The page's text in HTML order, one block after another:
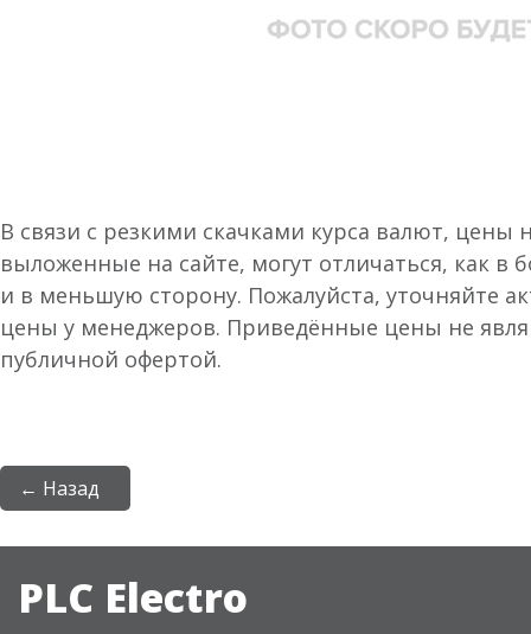
В связи с резкими скачками курса валют, цены
выложенные на сайте, могут отличаться, как в
и в меньшую сторону. Пожалуйста, уточняйте
цены у менеджеров. Приведённые цены не
публичной офертой.
← Назад
PLC Electro